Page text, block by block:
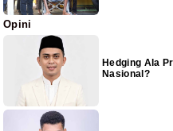
Opini
Hedging Ala
Nasional?